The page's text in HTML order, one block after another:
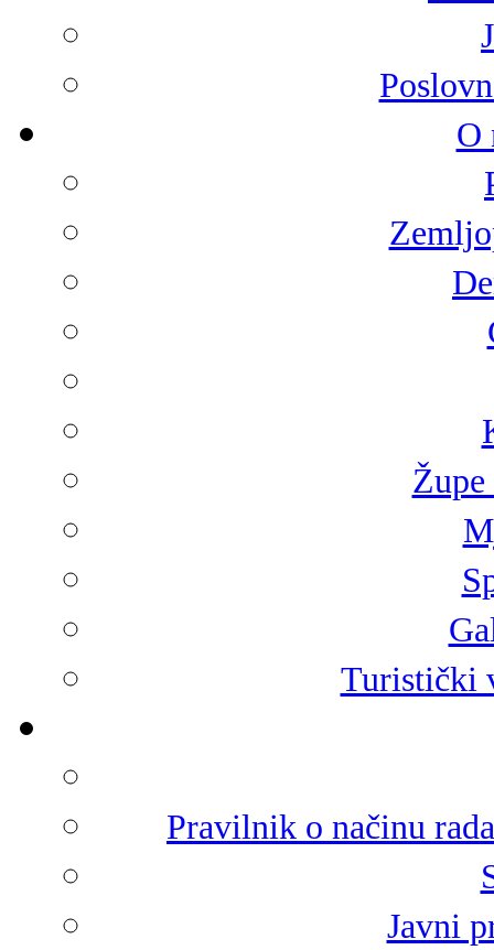
O
Turistički
Pravilnik o načinu
Javni